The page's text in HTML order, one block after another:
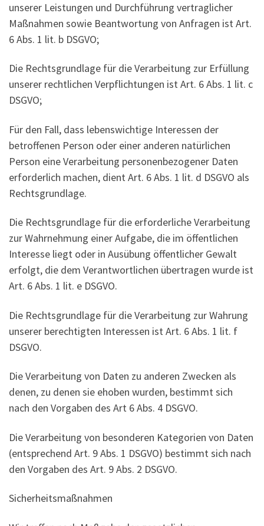
unserer Leistungen und Durchführung vertraglicher
Maßnahmen sowie Beantwortung von Anfragen ist Art.
6 Abs. 1 lit. b DSGVO;
Die Rechtsgrundlage für die Verarbeitung zur Erfüllung
unserer rechtlichen Verpflichtungen ist Art. 6 Abs. 1 lit. c
DSGVO;
Für den Fall, dass lebenswichtige Interessen der
betroffenen Person oder einer anderen natürlichen
Person eine Verarbeitung personenbezogener Daten
erforderlich machen, dient Art. 6 Abs. 1 lit. d DSGVO als
Rechtsgrundlage.
Die Rechtsgrundlage für die erforderliche Verarbeitung
zur Wahrnehmung einer Aufgabe, die im öffentlichen
Interesse liegt oder in Ausübung öffentlicher Gewalt
erfolgt, die dem Verantwortlichen übertragen wurde ist
Art. 6 Abs. 1 lit. e DSGVO.
Die Rechtsgrundlage für die Verarbeitung zur Wahrung
unserer berechtigten Interessen ist Art. 6 Abs. 1 lit. f
DSGVO.
Die Verarbeitung von Daten zu anderen Zwecken als
denen, zu denen sie ehoben wurden, bestimmt sich
nach den Vorgaben des Art 6 Abs. 4 DSGVO.
Die Verarbeitung von besonderen Kategorien von Daten
(entsprechend Art. 9 Abs. 1 DSGVO) bestimmt sich nach
den Vorgaben des Art. 9 Abs. 2 DSGVO.
Sicherheitsmaßnahmen